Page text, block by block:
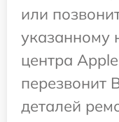
или
указанному
центра
перезвонит
деталей